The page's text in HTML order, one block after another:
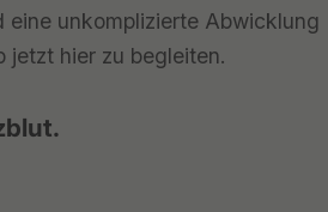
eine unkomplizierte Abwicklung
jetzt hier zu begleiten.